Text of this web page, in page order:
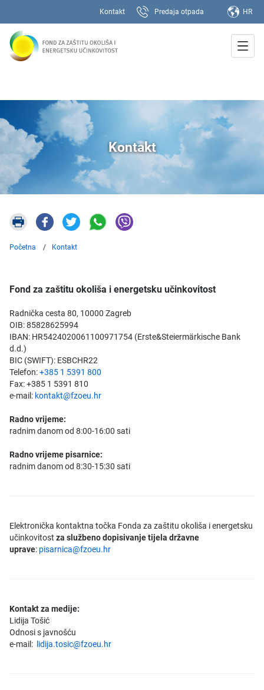
Kontakt Predaja otpada HR
Kontakt
Početna Kontakt
Fond za zaštitu okoliša i energetsku učinkovitost
Radnička cesta 80, 10000 Zagreb
OIB: 85828625994
IBAN: HR5424020061100971754 (Erste&Steiermärkische Bank
d.d.)
BIC (SWIFT): ESBCHR22
Telefon:+385 1 5391 800
Fax: +385 1 5391 810
e-mail: kontakt@fzoeu.hr
Radno vrijeme:
radnim danom od 8:00-16:00 sati
Radno vrijeme pisarnice:
radnim danom od 8:30-15:30 sati
Elektronička kontaktna točka Fonda za zaštitu okoliša i energetsku
učinkovitost za službeno dopisivanje tijela državne
uprave: pisarnica@fzoeu.hr
Kontakt za medije:
Lidija Tošić
Odnosi s javnošću
e-mail:
lidija.tosic@fzoeu.hr